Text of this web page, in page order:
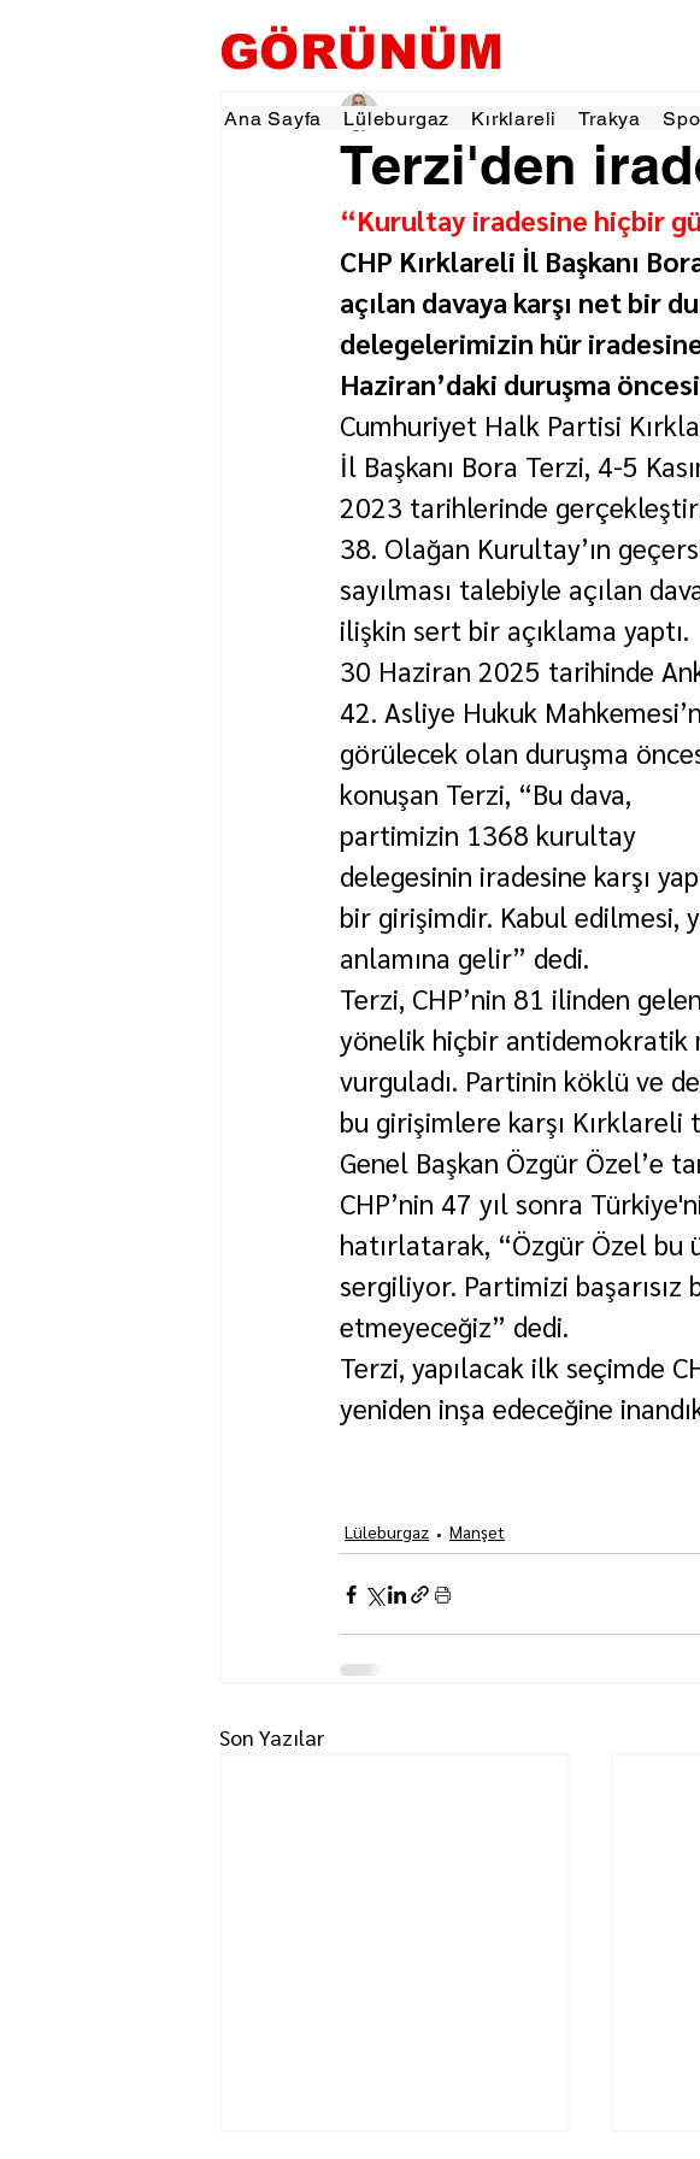
GÖRÜNÜM
Ana Sayfa Lüleburgaz Kırklareli Trakya
Terzi'den
Hamza Dalgıç 28 Haz 20251 dakikada
“Kurultay iradesine hiçbir
CHP Kırklareli İl Başkanı
açılan davaya karşı net bir
delegelerimizin hür
Haziran’daki duruşma
Cumhuriyet Halk Partisi
İl Başkanı Bora Terzi, 4-5
2023 tarihlerinde
38. Olağan Kurultay’ın
sayılması talebiyle açılan
ilişkin sert bir açıklama yaptı.
30 Haziran 2025 tarihinde
42. Asliye Hukuk
görülecek olan duruşma
konuşan Terzi, “Bu dava,
partimizin 1368 kurultay
delegesinin iradesine karşı
bir girişimdir. Kabul edilmesi,
anlamına gelir” dedi.
Terzi, CHP’nin 81 ilinden
yönelik hiçbir antidemokratik
vurguladı. Partinin köklü ve
bu girişimlere karşı Kırklareli
Genel Başkan Özgür Özel’e
CHP’nin 47 yıl sonra
hatırlatarak, “Özgür Özel
sergiliyor. Partimizi
etmeyeceğiz” dedi.
Terzi, yapılacak ilk seçimde
yeniden inşa edeceğine
Lüleburgaz Manşet
Son Yazılar